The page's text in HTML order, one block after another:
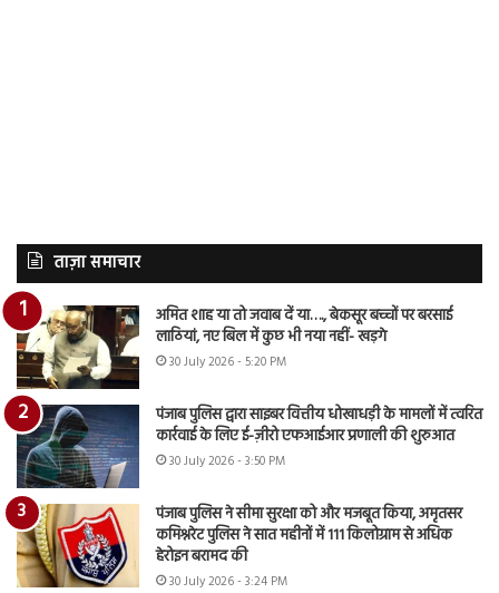
ताज़ा समाचार
अमित शाह या तो जवाब दें या…., बेकसूर बच्चों पर बरसाई
लाठियां, नए बिल में कुछ भी नया नहीं- खड़गे
30 July 2026 - 5:20 PM
पंजाब पुलिस द्वारा साइबर वित्तीय धोखाधड़ी के मामलों में त्वरित
कार्रवाई के लिए ई-ज़ीरो एफआईआर प्रणाली की शुरुआत
30 July 2026 - 3:50 PM
पंजाब पुलिस ने सीमा सुरक्षा को और मजबूत किया, अमृतसर
कमिश्नरेट पुलिस ने सात महीनों में 111 किलोग्राम से अधिक
हेरोइन बरामद की
30 July 2026 - 3:24 PM